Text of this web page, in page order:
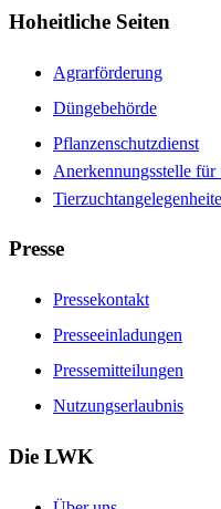
Hoheitliche Seiten
Agrarförderung
Düngebehörde
Pflanzenschutzdienst
Anerkennungsstelle für
Presse
Pressekontakt
Presseeinladungen
Pressemitteilungen
Nutzungserlaubnis
Die LWK